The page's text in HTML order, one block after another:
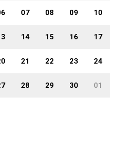
07 08 09 10
14 15 16 17
21 22 23 24
28 29 30 01